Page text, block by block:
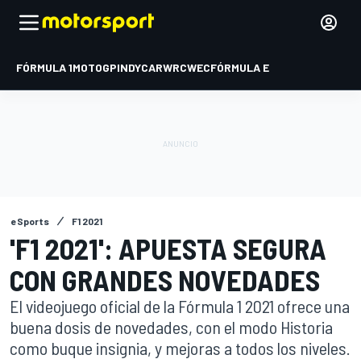
FÓRMULA 1MOTOGPINDYCARWRCWECFÓRMULA E
eSports F1 2021
'F1 2021': APUESTA SEGURA
CON GRANDES NOVEDADES
El videojuego oficial de la Fórmula 1 2021 ofrece una
buena dosis de novedades, con el modo Historia
como buque insignia, y mejoras a todos los niveles.